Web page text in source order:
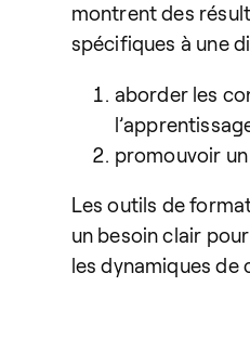
montrent des
spécifiques à une
aborder les
promouvoir
Les outils de
un besoin clair
les dynamiques de